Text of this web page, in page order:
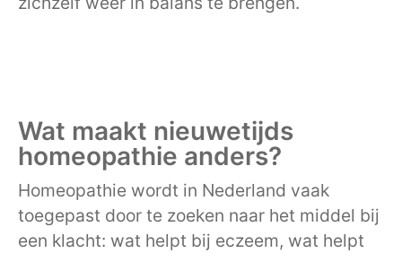
Wat maakt nieuwetijds
homeopathie anders?
Homeopathie wordt in Nederland vaak
toegepast door te zoeken naar het middel bij
een klacht: wat helpt bij eczeem, wat helpt